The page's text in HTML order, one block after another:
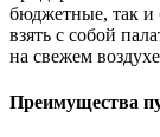
бюджетные, так и
взять с собой
на свежем
Преимущества